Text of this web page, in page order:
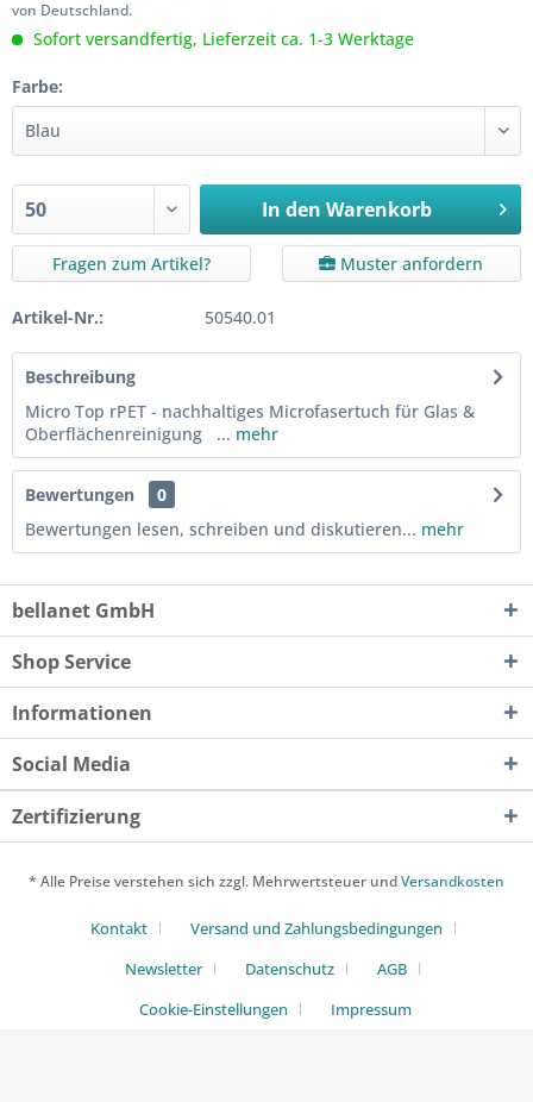
von Deutschland.
Sofort versandfertig, Lieferzeit ca. 1-3 Werktage
Farbe:
In den Warenkorb
Fragen zum Artikel? Muster anfordern
Artikel-Nr.: 50540.01
Beschreibung
Micro Top rPET - nachhaltiges Microfasertuch für Glas &
Oberflächenreinigung ... mehr
Bewertungen
0
Bewertungen lesen, schreiben und diskutieren... mehr
bellanet GmbH
Shop Service
Informationen
Social Media
Zertifizierung
* Alle Preise verstehen sich zzgl. Mehrwertsteuer undVersandkosten
Kontakt
Versand und Zahlungsbedingungen
Newsletter
Datenschutz
AGB
Cookie-Einstellungen
Impressum